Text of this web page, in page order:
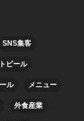
SNS集客
ビール
ル メニュー
外食産業